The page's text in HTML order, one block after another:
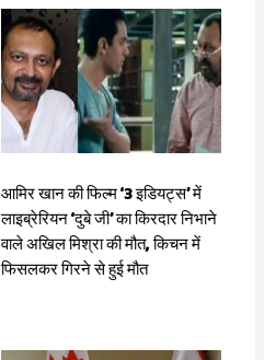
आमिर खान की फिल्म ‘3 इडियट्स’ में
लाइब्रेरियन ‘दुबे जी’ का किरदार निभाने
वाले अखिल मिश्रा की मौत, किचन में
फिसलकर गिरने से हुई मौत